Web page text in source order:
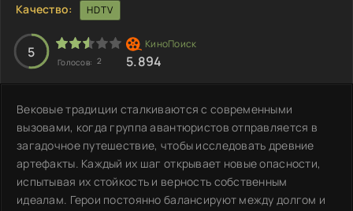
Качество: HDTV
5
Голосов: 2 5.894
Вековые традиции сталкиваются с современными
вызовами, когда группа авантюристов отправляется в
загадочное путешествие, чтобы исследовать древние
артефакты. Каждый их шаг открывает новые опасности,
испытывая их стойкость и верность собственным
идеалам. Герои постоянно балансируют между долгом и